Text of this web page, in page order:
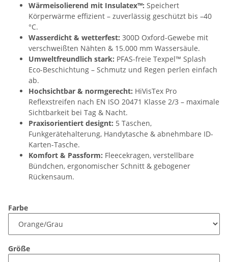
Wärmeisolierend mit Insulatex™: Speichert
Körperwärme effizient – zuverlässig geschützt bis –40
°C.
Wasserdicht & wetterfest: 300D Oxford-Gewebe mit
verschweißten Nähten & 15.000 mm Wassersäule.
Umweltfreundlich stark: PFAS-freie Texpel™ Splash
Eco-Beschichtung – Schmutz und Regen perlen einfach
ab.
Hochsichtbar & normgerecht: HiVisTex Pro
Reflexstreifen nach EN ISO 20471 Klasse 2/3 – maximale
Sichtbarkeit bei Tag & Nacht.
Praxisorientiert designt: 5 Taschen,
Funkgerätehalterung, Handytasche & abnehmbare ID-
Karten-Tasche.
Komfort & Passform: Fleecekragen, verstellbare
Bündchen, ergonomischer Schnitt & gebogener
Rückensaum.
Farbe
Größe